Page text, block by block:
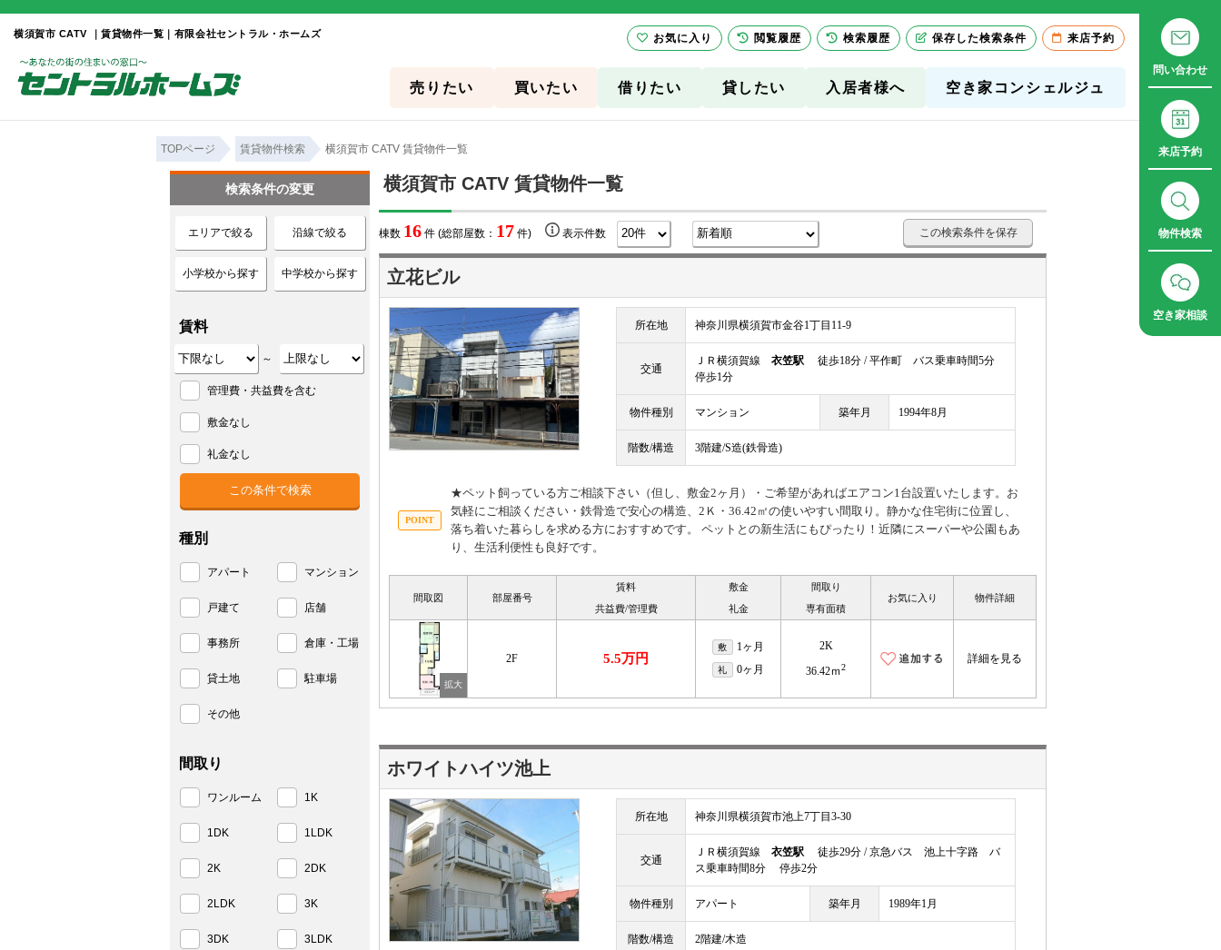
横須賀市 CATV ｜賃貸物件一覧｜有限会社セントラル・ホームズ
売りたい 買いたい 借りたい 貸したい 入居者様へ 空き家コンシェルジュ
問い合わせ
来店予約
物件検索
空き家相談
TOPページ 賃貸物件検索 横須賀市 CATV 賃貸物件一覧
横須賀市 CATV 賃貸物件一覧
棟数 16 件 (総部屋数： 17 件) 表示件数 この検索条件を保存
立花ビル
所在地 神奈川県横須賀市金谷1丁目11-9
交通
ＪＲ横須賀線 衣笠駅 徒歩18分 / 平作町 バス乗車時間5分
停歩1分
物件種別 マンション 築年月 1994年8月
階数/構造 3階建/S造(鉄骨造)
★ペット飼っている方ご相談下さい（但し、敷金2ヶ月）・ご希望があればエアコン1台設置いたします。お
気軽にご相談ください・鉄骨造で安心の構造、2Ｋ・36.42㎡の使いやすい間取り。静かな住宅街に位置し、
落ち着いた暮らしを求める方におすすめです。 ペットとの新生活にもぴったり！近隣にスーパーや公園もあ
り、生活利便性も良好です。
間取図 部屋番号
賃料
共益費/管理費
敷金
礼金
間取り
専有面積
お気に入り 物件詳細
2F 5.5万円
敷 1ヶ月
礼 0ヶ月
2K
36.42ｍ2
詳細を見る
ホワイトハイツ池上
所在地 神奈川県横須賀市池上7丁目3-30
交通
ＪＲ横須賀線 衣笠駅 徒歩29分 / 京急バス 池上十字路 バ
ス乗車時間8分 停歩2分
物件種別 アパート 築年月 1989年1月
階数/構造 2階建/木造
検索条件の変更
エリアで絞る 沿線で絞る
小学校から探す 中学校から探す
賃料
～
管理費・共益費を含む
敷金なし
礼金なし
種別
アパート マンション
戸建て 店舗
事務所 倉庫・工場
貸土地 駐車場
その他
間取り
ワンルーム 1K
1DK 1LDK
2K 2DK
2LDK 3K
3DK 3LDK
お気に入り 閲覧履歴 検索履歴 保存した検索条件 来店予約